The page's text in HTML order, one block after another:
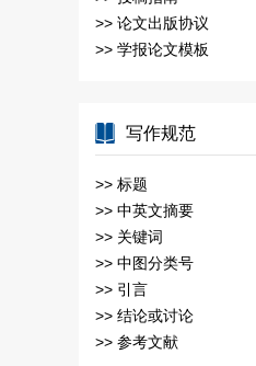
>> 论文出版协议
>> 学报论文模板
写作规范
>> 标题
>> 中英文摘要
>> 关键词
>> 中图分类号
>> 引言
>> 结论或讨论
>> 参考文献